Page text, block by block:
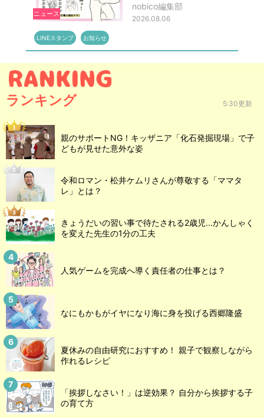
ニュース
nobico編集部
2026.08.06
LINEスタンプ お知らせ
ランキング 5:30更新
親のサポートNG！キッザニア「化石発掘現場」で子
どもが見せた意外な姿
令和ロマン・松井ケムリさんが尊敬する「ママタ
レ」とは？
きょうだいの習い事で待たされる2歳児...かんしゃく
を変えた先生の1分の工夫
人気ゲームを完成へ導く責任者の仕事とは？
なにもかもがイヤになり海に身を投げる西郷隆盛
夏休みの自由研究におすすめ！ 親子で観察しながら
作れるレシピ
「挨拶しなさい！」は逆効果？ 自分から挨拶する子
の育て方